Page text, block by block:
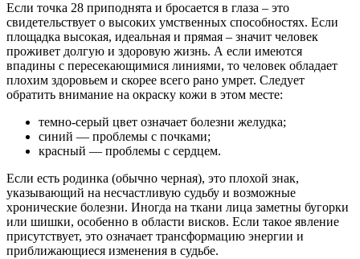
Если точка 28 приподнята и бросается в глаза – это
свидетельствует о высоких умственных способностях. Если
площадка высокая, идеальная и прямая – значит человек
проживет долгую и здоровую жизнь. А если имеются
впадины с пересекающимися линиями, то человек обладает
плохим здоровьем и скорее всего рано умрет. Следует
обратить внимание на окраску кожи в этом месте:
темно-серый цвет означает болезни желудка;
синий — проблемы с почками;
красный — проблемы с сердцем.
Если есть родинка (обычно черная), это плохой знак,
указывающий на несчастливую судьбу и возможные
хронические болезни. Иногда на ткани лица заметны бугорки
или шишки, особенно в области висков. Если такое явление
присутствует, это означает трансформацию энергии и
приближающиеся изменения в судьбе.